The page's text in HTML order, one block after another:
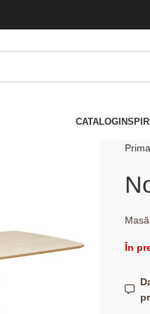
CATALOG
În